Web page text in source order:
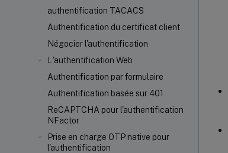
authentification TACACS
Authentification du certificat client
Négocier l'authentification
L'authentification Web
Authentification par formulaire
Authentification basée sur 401
ReCAPTCHA pour l'authentification
NFactor
Prise en charge OTP native pour
l'authentification